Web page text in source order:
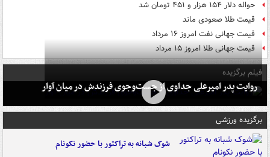
حواله دلار ۱۵۴ هزار و ۴۵۱ تومان شد
قیمت طلا صعودی ماند
قیمت جهانی نفت امروز ۱۶ مرداد
قیمت جهانی طلا امروز ۱۵ مرداد
فیلم برگزیده
روایت پدر امیرعلی جداوی از جست‌وجوی فرزندش در میان آوار
برگزیده ورزشی
شوک شبانه به تراکتور با حضور نکونام